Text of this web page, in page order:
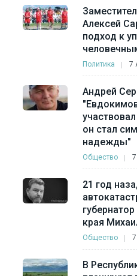
Алексей
подход к
Политика 7
Андрей
он стал
надежды"
Общество
21 год
края
Общество
В